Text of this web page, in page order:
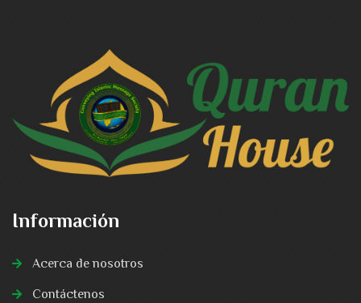
Información
Acerca de nosotros
Contáctenos